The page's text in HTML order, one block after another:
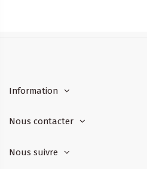
Information
Nous contacter
Nous suivre